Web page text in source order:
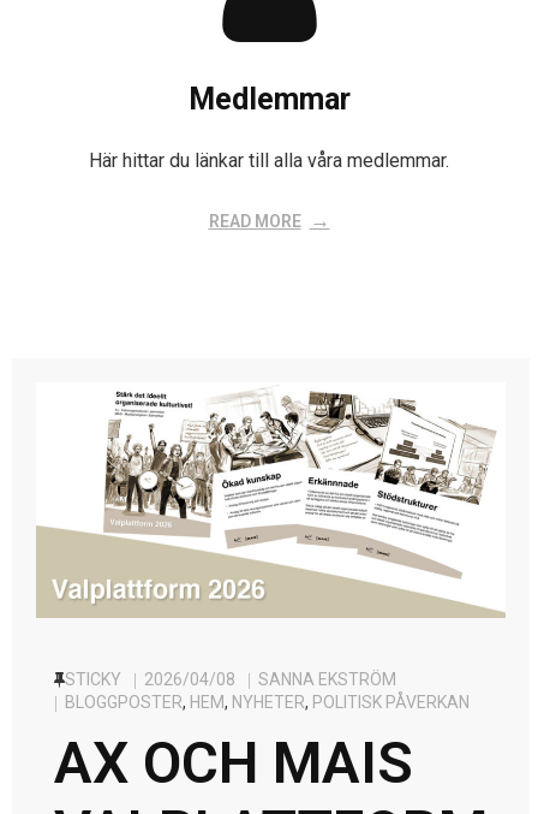
Medlemmar
Här hittar du länkar till alla våra medlemmar.
READ MORE
STICKY 2026/04/08
SANNA EKSTRÖM
BLOGGPOSTER, HEM, NYHETER, POLITISK PÅVERKAN
AX OCH MAIS